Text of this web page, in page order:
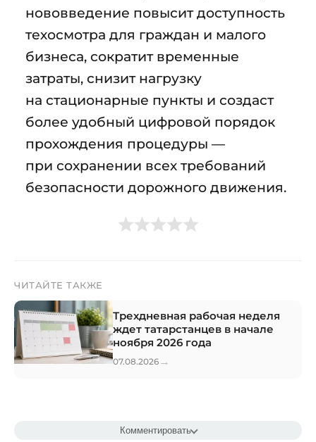
нововведение повысит доступность
техосмотра для граждан и малого
бизнеса, сократит временные
затраты, снизит нагрузку
на стационарные пункты и создаст
более удобный цифровой порядок
прохождения процедуры —
при сохранении всех требований
безопасности дорожного движения.
ЧИТАЙТЕ ТАКЖЕ
Трехдневная рабочая неделя
ждет татарстанцев в начале
ноября 2026 года
07.08.2026 →
Комментировать